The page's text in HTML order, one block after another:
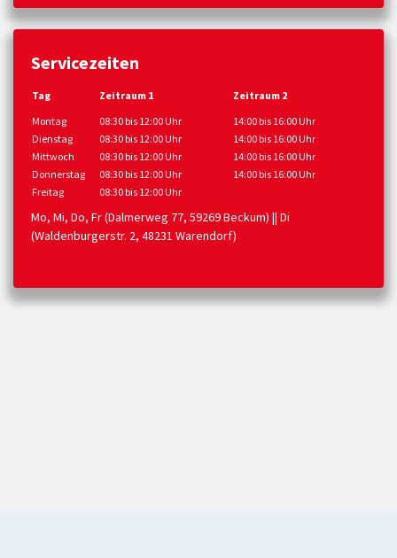
Servicezeiten
Tag Zeitraum 1
Zeitraum 2
Montag
08:30 bis 12:00 Uhr
14:00 bis 16:00 Uhr
Dienstag
08:30 bis 12:00 Uhr
14:00 bis 16:00 Uhr
Mittwoch
08:30 bis 12:00 Uhr
14:00 bis 16:00 Uhr
Donnerstag
08:30 bis 12:00 Uhr
14:00 bis 16:00 Uhr
Freitag
08:30 bis 12:00 Uhr
Mo, Mi, Do, Fr (Dalmerweg 77, 59269 Beckum) || Di
(Waldenburgerstr. 2, 48231 Warendorf)